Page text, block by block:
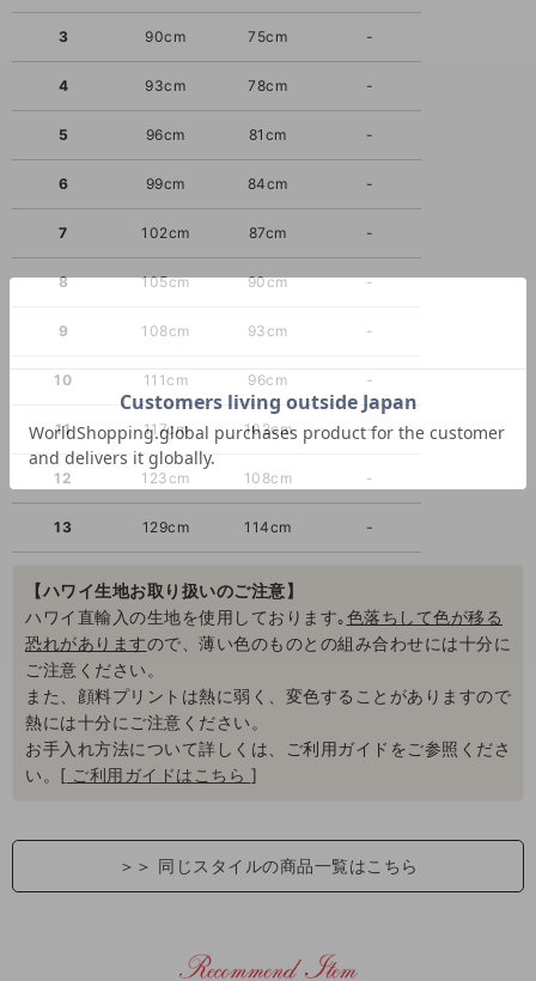
3
4
5
6
7
8
9
10
11
12
13
90cm
93cm
96cm
99cm
102cm
105cm
108cm
111cm
117cm
123cm
129cm
75cm
78cm
81cm
84cm
87cm
90cm
93cm
96cm
102cm
108cm
114cm
-
-
-
-
-
-
-
-
-
-
-
【ハワイ生地お取り扱いのご注意】
ハワイ直輸入の生地を使用しております｡色落ちして色が移る
恐れがありますので、薄い色のものとの組み合わせには十分に
ご注意ください。
また、顔料プリントは熱に弱く、変色することがありますので
熱には十分にご注意ください。
お手入れ方法について詳しくは、ご利用ガイドをご参照くださ
い。[ ご利用ガイドはこちら ]
＞＞ 同じスタイルの商品一覧はこちら